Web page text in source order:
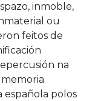
inmoble,
ou
feitos de
na
española polos